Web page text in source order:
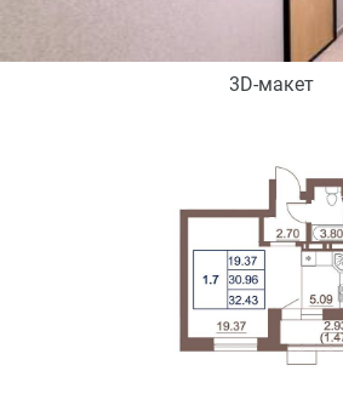
3D-макет